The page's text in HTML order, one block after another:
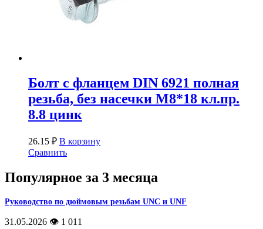
Болт с фланцем DIN 6921 полная
резьба, без насечки М8*18 кл.пр.
8.8 цинк
26.15 ₽ В корзину
Сравнить
Популярное за 3 месяца
Руководство по дюймовым резьбам UNC и UNF
31.05.2026 👁️ 1 011